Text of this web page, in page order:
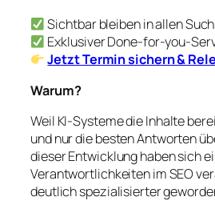
Sichtbar bleiben in allen
Exklusiver Done-for-you-
Jetzt Termin sichern &
Warum?
Weil KI-Systeme die Inhalte
und nur die besten Antworten
dieser Entwicklung haben sich
Verantwortlichkeiten im SEO
deutlich spezialisierter